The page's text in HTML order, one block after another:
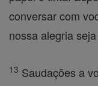
conversar com
nossa alegria
13 Saudações a